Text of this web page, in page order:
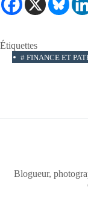
Étiquettes
# FINANCE ET
Blogueur,